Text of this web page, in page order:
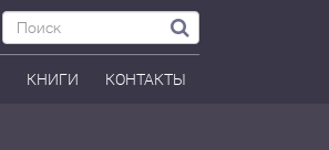
КНИГИ КОНТАКТЫ